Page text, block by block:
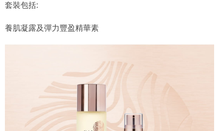
套裝包括:
養肌凝露及彈力豐盈精華素